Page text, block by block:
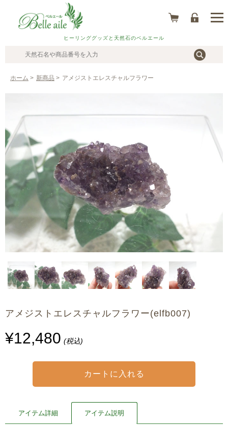
ヒーリンググッズと天然石のベルエール
ホーム > 新商品 > アメジストエレスチャルフラワー
アメジストエレスチャルフラワー(elfb007)
¥12,480 (税込)
アイテム詳細 アイテム説明